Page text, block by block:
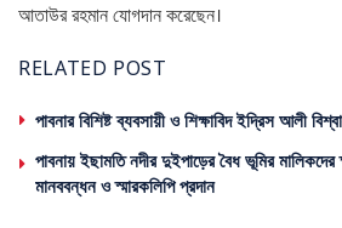
আতাউর রহমান যোগদান করেছেন।
RELATED POST
পাবনার বিশিষ্ট ব্যবসায়ী ও শিক্ষাবিদ ইদ্রিস আলী
পাবনায় ইছামতি নদীর দুইপাড়ের বৈধ ভূমির মালিকদের
মানববন্ধন ও স্মারকলিপি প্রদান